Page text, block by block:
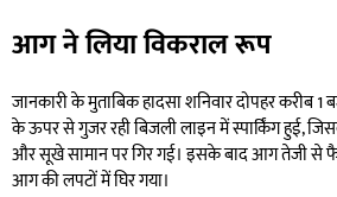
आग ने लिया विकराल रूप
जानकारी के मुताबिक हादसा शनिवार दोपहर करीब
के ऊपर से गुजर रही बिजली लाइन में स्पार्किंग हुई,
और सूखे सामान पर गिर गई। इसके बाद आग तेजी से
आग की लपटों में घिर गया।